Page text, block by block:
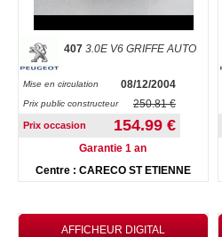
407 3.0E V6 GRIFFE AUTO
Mise en circulation 08/12/2004
Prix public constructeur 250.81 €
Prix occasion 154.99 €
Garantie 1 an
Centre : CARECO ST ETIENNE
AFFICHEUR DIGITAL